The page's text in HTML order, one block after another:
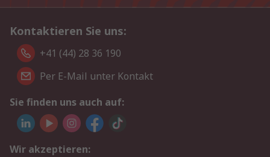
Kontaktieren Sie uns:
+41 (44) 28 36 190
Per E-Mail unter Kontakt
Sie finden uns auch auf:
Wir akzeptieren: